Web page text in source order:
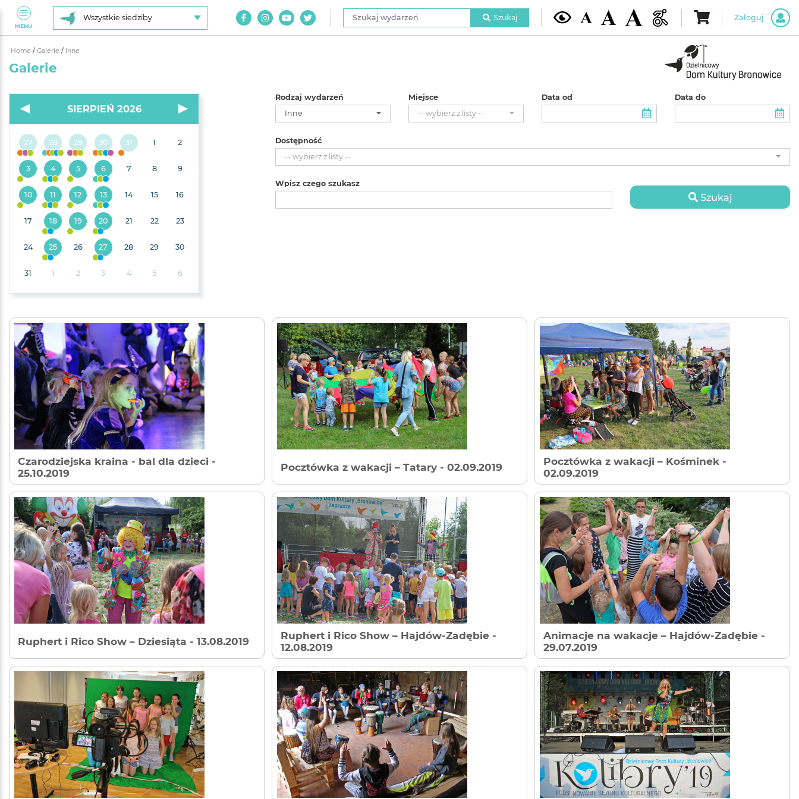
MENU
Wszystkie siedziby
Szukaj wydarzeń
Szukaj Zaloguj
Home / Galerie / Inne
Galerie
SIERPIEŃ 2026
27 28 29 30 31 1 2
3 4 5 6 7 8 9
10 11 12 13 14 15 16
17 18 19 20 21 22 23
24 25 26 27 28 29 30
31 1 2 3 4 5 6
Rodzaj wydarzeń
Inne
Miejsce
-- wybierz z listy --
Data od Data do
Dostępność
-- wybierz z listy --
Wpisz czego szukasz
Szukaj
Czarodziejska kraina - bal dla dzieci -
25.10.2019
Pocztówka z wakacji – Tatary - 02.09.2019 Pocztówka z wakacji – Kośminek -
02.09.2019
Ruphert i Rico Show – Dziesiąta - 13.08.2019 Ruphert i Rico Show – Hajdów-Zadębie -
12.08.2019
Animacje na wakacje – Hajdów-Zadębie -
29.07.2019